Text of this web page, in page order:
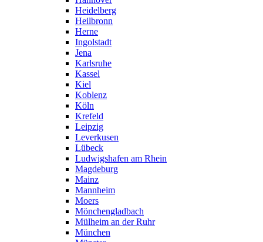
Heidelberg
Heilbronn
Herne
Ingolstadt
Jena
Karlsruhe
Kassel
Kiel
Koblenz
Köln
Krefeld
Leipzig
Leverkusen
Lübeck
Ludwigshafen am Rhein
Magdeburg
Mainz
Mannheim
Moers
Mönchengladbach
Mülheim an der Ruhr
München